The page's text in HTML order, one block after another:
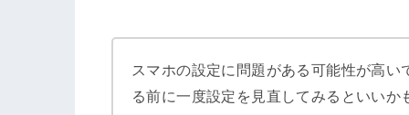
スマホの設定に問題がある可能性が高
る前に一度設定を見直してみるといいか